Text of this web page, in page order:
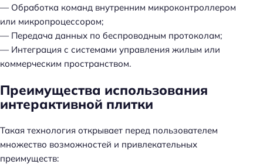
— Обработка команд внутренним микроконтроллером
или микропроцессором;
— Передача данных по беспроводным протоколам;
— Интеграция с системами управления жилым или
коммерческим пространством.
Преимущества использования
интерактивной плитки
Такая технология открывает перед пользователем
множество возможностей и привлекательных
преимуществ: